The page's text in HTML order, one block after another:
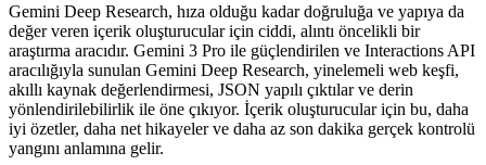
Gemini Deep Research, hıza olduğu kadar doğruluğa ve yapıya da
değer veren içerik oluşturucular için ciddi, alıntı öncelikli bir
araştırma aracıdır. Gemini 3 Pro ile güçlendirilen ve Interactions API
aracılığıyla sunulan Gemini Deep Research, yinelemeli web keşfi,
akıllı kaynak değerlendirmesi, JSON yapılı çıktılar ve derin
yönlendirilebilirlik ile öne çıkıyor. İçerik oluşturucular için bu, daha
iyi özetler, daha net hikayeler ve daha az son dakika gerçek kontrolü
yangını anlamına gelir.